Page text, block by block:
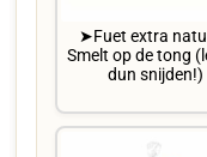
➤Fuet extra
Smelt op de tong
dun snijden!)